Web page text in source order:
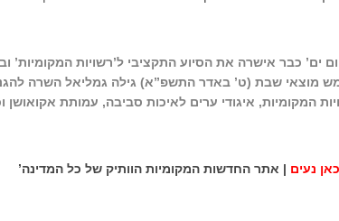
ים’ כבר אישרה את הסיוע התקציבי ל’רשויות המקומיות’
מוצאי שבת (ט’ באדר התשפ”א) גילה גמליאל השרה
המקומיות, איגודי ערים לאיכות סביבה, עמותת אקואושן
כאן נעים | אתר החדשות המקומיות הוותיק של כל המדינה’